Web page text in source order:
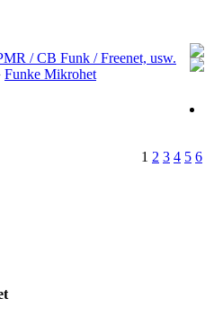
/ CB Funk / Freenet, usw.
Funke Mikrohet
1 2 3 4 5 6